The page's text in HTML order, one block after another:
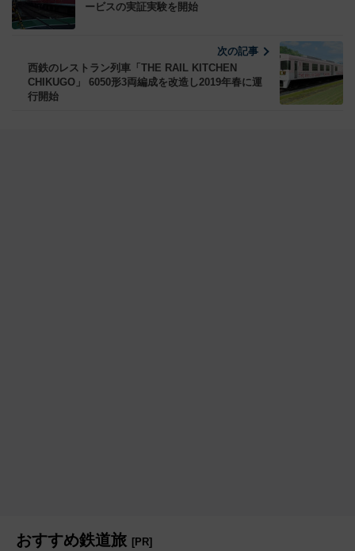
ービスの実証実験を開始
次の記事
西鉄のレストラン列車「THE RAIL KITCHEN
CHIKUGO」 6050形3両編成を改造し2019年春に運
行開始
おすすめ鉄道旅 [PR]